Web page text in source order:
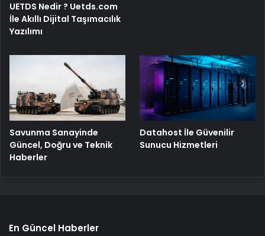
UETDS Nedir ? Uetds.com
İle Akıllı Dijital Taşımacılık
Yazılımı
Savunma Sanayinde
Güncel, Doğru ve Teknik
Haberler
Datahost İle Güvenilir
Sunucu Hizmetleri
En Güncel Haberler